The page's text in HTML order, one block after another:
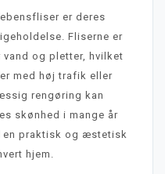
er deres
Fliserne er
og pletter, hvilket
med høj trafik eller
rengøring kan
skønhed i mange år
en praktisk og æstetisk
hjem.